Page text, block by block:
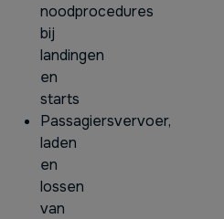
noodprocedures
bij
landingen
en
starts
Passagiersvervoer,
laden
en
lossen
van